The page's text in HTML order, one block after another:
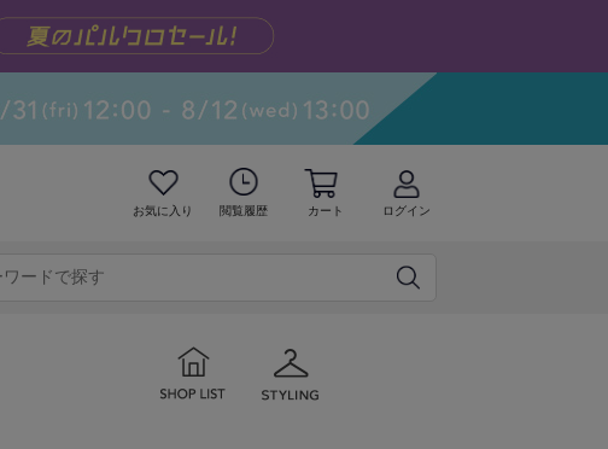
お気に入り 閲覧履歴 カート ログイン